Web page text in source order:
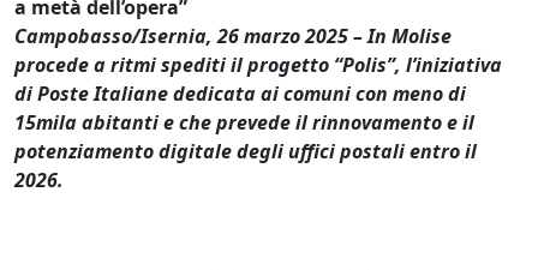
a metà dell’opera”
Campobasso/Isernia, 26 marzo 2025 – In Molise
procede a ritmi spediti il progetto “Polis”, l’iniziativa
di Poste Italiane dedicata ai comuni con meno di
15mila abitanti e che prevede il rinnovamento e il
potenziamento digitale degli uffici postali entro il
2026.